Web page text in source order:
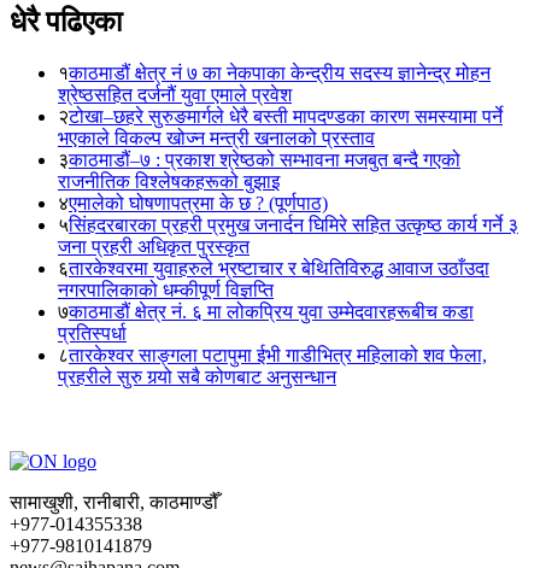
धेरै पढिएका
१काठमाडौं क्षेत्र नं ७ का नेकपाका केन्द्रीय सदस्य ज्ञानेन्द्र मोहन
श्रेष्ठसहित दर्जनौं युवा एमाले प्रवेश
२टोखा–छहरे सुरुङमार्गले धेरै बस्ती मापदण्डका कारण समस्यामा पर्ने
भएकाले विकल्प खोज्न मन्त्री खनालको प्रस्ताव
३काठमाडौं–७ : प्रकाश श्रेष्ठको सम्भावना मजबुत बन्दै गएको
राजनीतिक विश्लेषकहरूको बुझाइ
४एमालेको घोषणापत्रमा के छ ? (पूर्णपाठ)
५सिंहदरबारका प्रहरी प्रमुख जनार्दन घिमिरे सहित उत्कृष्ठ कार्य गर्ने ३
जना प्रहरी अधिकृत पुरस्कृत
६तारकेश्वरमा युवाहरुले भ्रष्टाचार र बेथितिविरुद्ध आवाज उठाँउदा
नगरपालिकाको धम्कीपूर्ण विज्ञप्ति
७काठमाडौं क्षेत्र नं. ६ मा लोकप्रिय युवा उम्मेदवारहरूबीच कडा
प्रतिस्पर्धा
८तारकेश्वर साङ्गला पटापुमा ईभी गाडीभित्र महिलाको शव फेला,
प्रहरीले सुरु गर्‍यो सबै कोणबाट अनुसन्धान
सामाखुशी, रानीबारी, काठमाण्डौँ
+977-014355338
+977-9810141879